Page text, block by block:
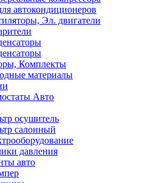
автокондиционеров
Эл. двигатели
Комплекты
материалы
Авто
осушитель
салонный
давления
авто